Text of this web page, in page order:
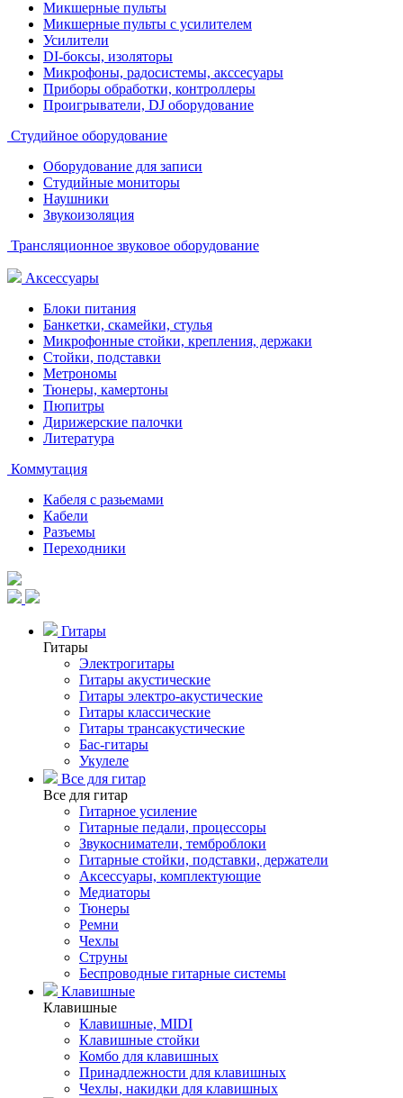
Микшерные пульты
Микшерные пульты с усилителем
Усилители
DI-боксы, изоляторы
Микрофоны, радосистемы, акссесуары
Приборы обработки, контроллеры
Проигрыватели, DJ оборудование
Студийное оборудование
Оборудование для записи
Студийные мониторы
Наушники
Звукоизоляция
Трансляционное звуковое оборудование
Аксессуары
Блоки питания
Банкетки, скамейки, стулья
Микрофонные стойки, крепления, держаки
Стойки, подставки
Метрономы
Тюнеры, камертоны
Пюпитры
Дирижерские палочки
Литература
Коммутация
Кабеля с разьемами
Кабели
Разъемы
Переходники
Гитары
Гитары
Электрогитары
Гитары акустические
Гитары электро-акустические
Гитары классические
Гитары трансакустические
Бас-гитары
Укулеле
Все для гитар
Все для гитар
Гитарное усиление
Гитарные педали, процессоры
Звукосниматели, темброблоки
Гитарные стойки, подставки, держатели
Аксессуары, комплектующие
Медиаторы
Тюнеры
Ремни
Чехлы
Струны
Беспроводные гитарные системы
Клавишные
Клавишные
Клавишные, MIDI
Клавишные стойки
Комбо для клавишных
Принадлежности для клавишных
Чехлы, накидки для клавишных